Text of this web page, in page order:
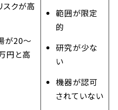
スクが高
が20～
円と高
範囲が限定
的
研究が少な
い
機器が認可
されていない